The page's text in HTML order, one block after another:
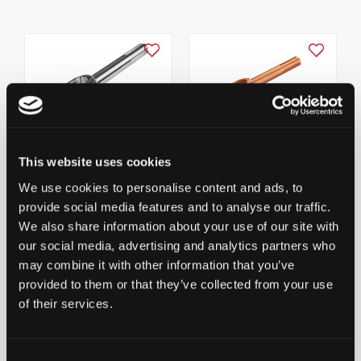
This website uses cookies
We use cookies to personalise content and ads, to
provide social media features and to analyse our traffic.
We also share information about your use of our site with
our social media, advertising and analytics partners who
may combine it with other information that you’ve
provided to them or that they’ve collected from your use
of their services.
- Spider HIC 160mm -
Polished
0 évaluation pour le
moment
Ajouter à la liste d'achats
- Spider HIC 160mm -
Sun orange
69.90 CHF
0 évaluation pour le
moment
Ajouter à
Ajouter à la liste d'achats Ajouter à